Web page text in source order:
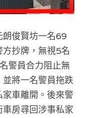
朗俊賢坊一名69
抄牌，無視5名
警員合力阻止無
將一名警員拖跌
車離開。後來警
房尋回涉事私家